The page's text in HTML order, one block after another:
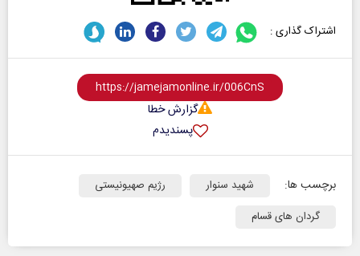
اشتراک گذاری :
گزارش خطا
پسندیدم
برچسب ها: شهید سنوار
رژیم صهیونیستی
گردان های قسام